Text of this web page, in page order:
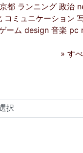
都 ランニング 政治
コミュニケーション
ーム design 音楽 pc
» す